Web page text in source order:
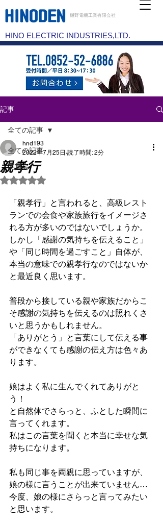
樋野電機工業有限会社
HINO ELECTRIC INDUSTRIES,LTD.
記事
全ての記事
委員会
全ての記事
親孝行
hnd193
2022年7月25日 読了時間: 2分
5つ星のうちNaNと評価されています。
「親孝行」と言われると、高級レスト
ランでの会食や家族旅行をイメージさ
れる方が多いのではないでしょうか。
しかし「感謝の気持ちを伝えること」
や「同じ時間を過ごすこと」自体が、
本当の意味での親孝行なのではないか
と最近良く思います。
普段から接している親や家族だからこ
そ感謝の気持ちを伝えるのは照れくさ
いと思うかもしれません。
「ありがとう」と言葉にして伝える事
ができなくても感謝の伝え方は色々あ
ります。
娘はよく私に生んでくれてありがと
う！
と自然体でさらっと、ふとした瞬間に
言ってくれます。
私はこの言葉を聞くと本当に幸せな気
持ちになります。
私も同じ事を両親に思っていますが、
娘の様に言うことが出来ていません…
今度、娘の様にさらっと言ってみたい
と思います。